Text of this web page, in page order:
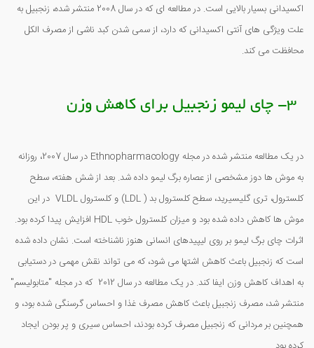
اکسیدانی بسیار بالایی است. در مطالعه ای که در سال 2008 منتشر شده، زنجبیل به
علت ویژگی های آنتی اکسیدانی که دارد، از سمی شدن کبد ناشی از مصرف الکل
محافظت می کند.
3- چای لیمو زنجبیل برای کاهش وزن
در یک مطالعه منتشر شده در مجله Ethnopharmacology در سال 2007، روزانه
به موش ها دوز مشخصی از عصاره برگ لیمو داده شد. بعد از شش هفته، سطح
کلسترول، تری گلیسیرید، سطح کلسترول بد ( LDL) و کلسترول VLDL در این
موش ها کاهش داده شده بود و میزان کلسترول خوب HDL افزایش پیدا کرده بود.
اثرات چای برگ لیمو بر روی لیپیدهای انسانی هنوز ناشناخته است. نشان داده شده
است که زنجبیل باعث کاهش اشتها می شود، که می تواند نقش مهمی در دستیابی
به اهداف کاهش وزن ایفا کند. در یک مطالعه در سال 2012 که در مجله "متابولیسم"
منتشر شد، مصرف زنجبیل باعث کاهش مصرف غذا و احساس گرسنگی شده بود، و
همچنین بر مردانی که زنجبیل مصرف کرده بودند، احساس سیری و پر بودن ایجاد